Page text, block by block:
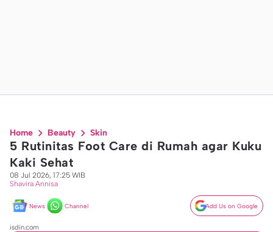
Home Beauty Skin
5 Rutinitas Foot Care di Rumah agar Kuku
Kaki Sehat
08 Jul 2026, 17:25 WIB
Shavira Annisa
News Channel Add Us on Google
isdin.com